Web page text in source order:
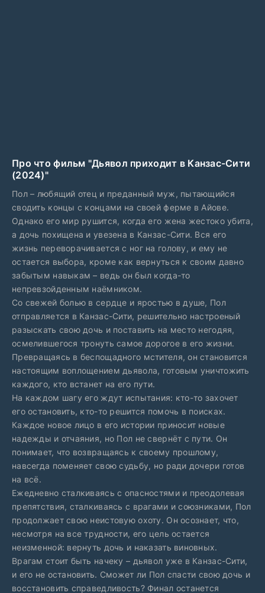
Про что фильм "Дьявол приходит в Канзас-Сити
(2024)"
Пол – любящий отец и преданный муж, пытающийся
сводить концы с концами на своей ферме в Айове.
Однако его мир рушится, когда его жена жестоко убита,
а дочь похищена и увезена в Канзас-Сити. Вся его
жизнь переворачивается с ног на голову, и ему не
остается выбора, кроме как вернуться к своим давно
забытым навыкам – ведь он был когда-то
непревзойденным наёмником.
Со свежей болью в сердце и яростью в душе, Пол
отправляется в Канзас-Сити, решительно настроеный
разыскать свою дочь и поставить на место негодяя,
осмелившегося тронуть самое дорогое в его жизни.
Превращаясь в беспощадного мстителя, он становится
настоящим воплощением дьявола, готовым уничтожить
каждого, кто встанет на его пути.
На каждом шагу его ждут испытания: кто-то захочет
его остановить, кто-то решится помочь в поисках.
Каждое новое лицо в его истории приносит новые
надежды и отчаяния, но Пол не свернёт с пути. Он
понимает, что возвращаясь к своему прошлому,
навсегда поменяет свою судьбу, но ради дочери готов
на всё.
Ежедневно сталкиваясь с опасностями и преодолевая
препятствия, сталкиваясь с врагами и союзниками, Пол
продолжает свою неистовую охоту. Он осознает, что,
несмотря на все трудности, его цель остается
неизменной: вернуть дочь и наказать виновных.
Врагам стоит быть начеку – дьявол уже в Канзас-Сити,
и его не остановить. Сможет ли Пол спасти свою дочь и
восстановить справедливость? Финал останется